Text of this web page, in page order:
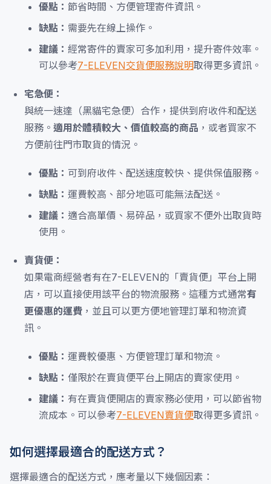
優點： 節省時間、方便管理寄件資訊。
缺點： 需要先在線上操作。
建議： 經常寄件的賣家可多加利用，提升寄件效率。
可以參考7-ELEVEN交貨便服務說明取得更多資訊。
宅急便：
與統一速達（黑貓宅急便）合作，提供到府收件和配送
服務。 適用於體積較大、價值較高的商品 ，或者買家不
方便前往門市取貨的情況。
優點： 可到府收件、配送速度較快、提供保值服務。
缺點： 運費較高、部分地區可能無法配送。
建議： 適合高單價、易碎品，或買家不便外出取貨時
使用。
賣貨便：
如果電商經營者有在7-ELEVEN的「賣貨便」平台上開
店，可以直接使用該平台的物流服務。這種方式通常有
更優惠的運費 ，並且可以更方便地管理訂單和物流資
訊。
優點： 運費較優惠、方便管理訂單和物流。
缺點： 僅限於在賣貨便平台上開店的賣家使用。
建議： 有在賣貨便開店的賣家務必使用，可以節省物
流成本。可以參考7-ELEVEN賣貨便取得更多資訊。
如何選擇最適合的配送方式？
選擇最適合的配送方式，應考量以下幾個因素：